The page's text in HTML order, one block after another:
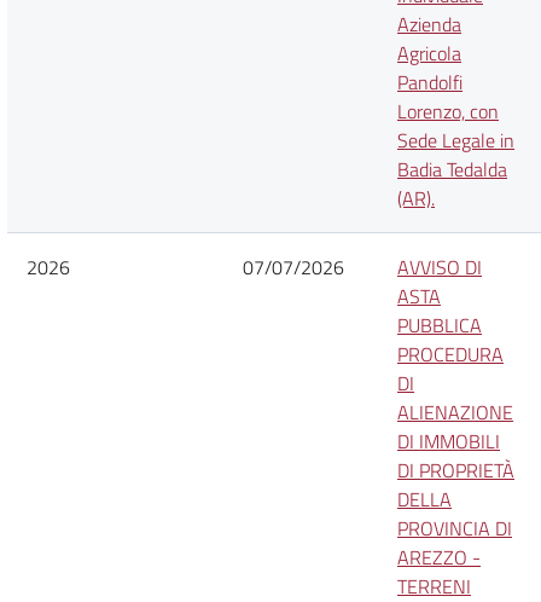
Azienda
Agricola
Pandolfi
Lorenzo, con
Sede Legale in
Badia Tedalda
(AR).
2026 07/07/2026
AVVISO DI
ASTA
PUBBLICA
PROCEDURA
DI
ALIENAZIONE
DI IMMOBILI
DI PROPRIETÀ
DELLA
PROVINCIA DI
AREZZO -
TERRENI